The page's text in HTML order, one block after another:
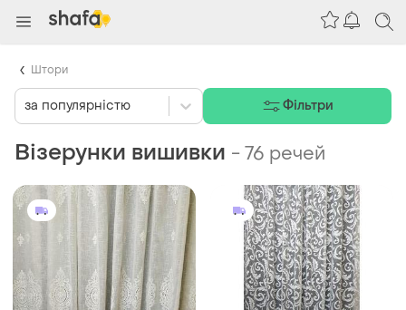
Візерунки вишивки -76 речей
за популярністю Фільтри
Штори